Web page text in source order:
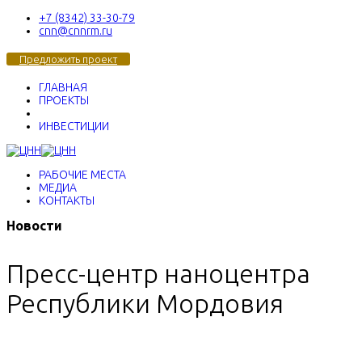
+7 (8342) 33-30-79
cnn@cnnrm.ru
Предложить проект
ГЛАВНАЯ
ПРОЕКТЫ
ИНВЕСТИЦИИ
РАБОЧИЕ МЕСТА
МЕДИА
КОНТАКТЫ
Новости
Пресс-центр наноцентра
Республики Мордовия